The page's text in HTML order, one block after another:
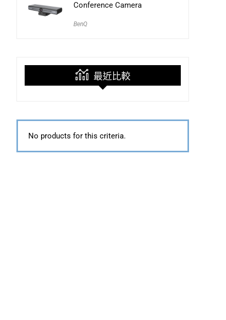
Conference Camera
BenQ
最近比較
No products for this criteria.